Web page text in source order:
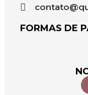
FORMAS DE